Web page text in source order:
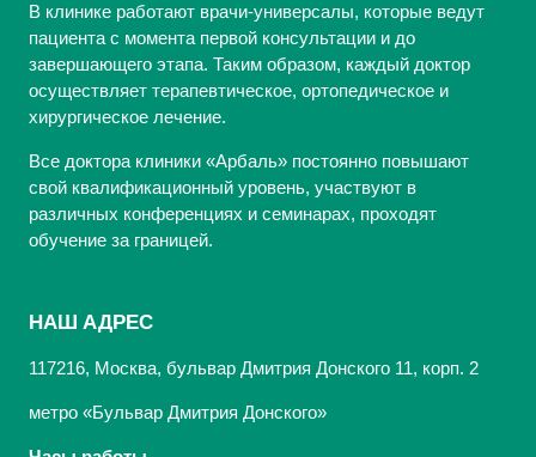
В клинике работают врачи-универсалы, которые ведут
пациента с момента первой консультации и до
завершающего этапа. Таким образом, каждый доктор
осуществляет терапевтическое, ортопедическое и
хирургическое лечение.
Все доктора клиники «Арбаль» постоянно повышают
свой квалификационный уровень, участвуют в
различных конференциях и семинарах, проходят
обучение за границей.
НАШ АДРЕС
117216, Москва, бульвар Дмитрия Донского 11, корп. 2
метро «Бульвар Дмитрия Донского»